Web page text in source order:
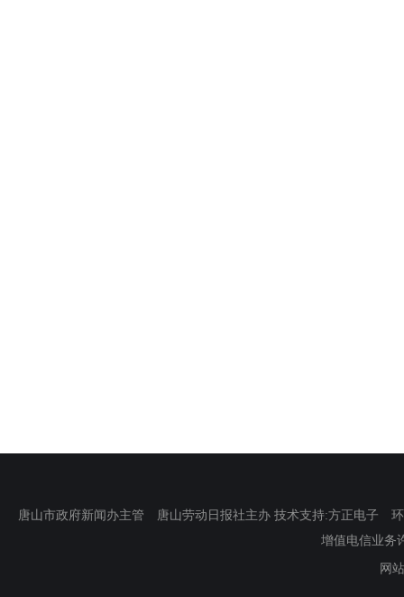
唐山市政府新闻办主管 唐山劳动日报社主办 技术支持:方正电子
增值电信业务
网